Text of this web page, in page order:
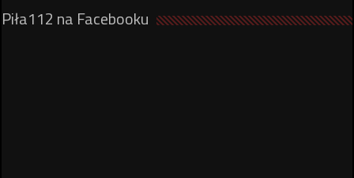
Piła112 na Facebooku